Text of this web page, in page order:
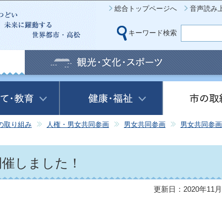
このページの本文へ移動
総合トップページへ 音声読み
キーワード検索
取り組み 人権・男女共同参画 男女共同参画 男女共同参
しました！
更新日：2020年11